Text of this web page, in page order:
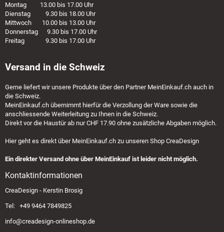
Montag 13.00 bis 17.00 Uhr
Dienstag 9.30 bis 18.00 Uhr
Mittwoch 10.00 bis 13.00 Uhr
Donnerstag 9.30 bis 17.00 Uhr
Freitag 9.30 bis 17.00 Uhr
Versand in die Schweiz
Gerne liefert wir unsere Produkte über den Partner MeinEinkauf.ch auch in
die Schweiz.
MeinEinkauf.ch übernimmt hierfür die Verzollung der Ware sowie die
anschliessende Weiterleitung zu Ihnen in die Schweiz.
Direkt vor die Haustür ab nur CHF 17.90 ohne zusätzliche Abgaben möglich.
Hier geht es direkt über MeinEinkauf.ch zu unseren Shop CreaDesign
Ein direkter Versand ohne über MeinEinkauf ist leider nicht möglich.
Kontaktinformationen
CreaDesign - Kerstin Brosig
Tel: +49 9464 7849825
info@creadesign-onlineshop.de